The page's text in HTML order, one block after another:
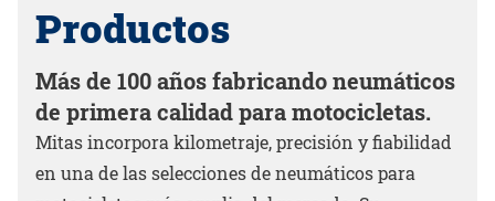
Productos
Más de 100 años fabricando neumáticos
de primera calidad para motocicletas.
Mitas incorpora kilometraje, precisión y fiabilidad
en una de las selecciones de neumáticos para